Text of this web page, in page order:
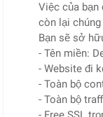
Việc của bạn
còn lại
Bạn sẽ sở
- Tên miền:
- Website đi
- Toàn bộ
- Toàn bộ